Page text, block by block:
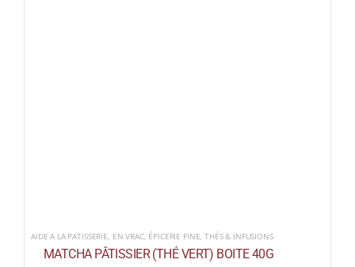
AIDE A LA PATISSERIE, EN VRAC, ÉPICERIE FINE,THÉS & INFUSIONS
MATCHA PÂTISSIER (THÉ VERT) BOITE 40G